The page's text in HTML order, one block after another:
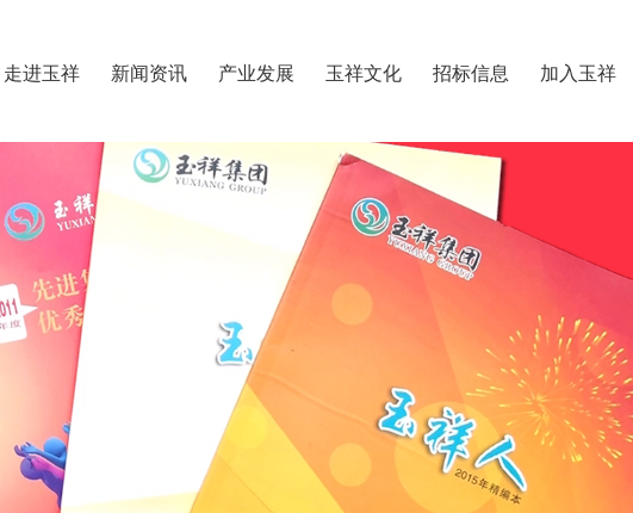
走进玉祥 新闻资讯 产业发展 玉祥文化 招标信息 加入玉祥